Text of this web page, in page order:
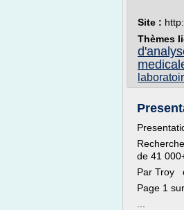
Site :
Thèmes
de 41
Par Troy
Page 1